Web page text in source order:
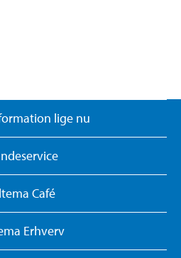
lige nu
Café
Erhverv